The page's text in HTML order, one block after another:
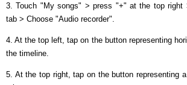
3. Touch "My songs" > press "+" at the top right
tab > Choose "Audio recorder".
4. At the top left, tap on the button representing
the timeline.
5. At the top right, tap on the button representing